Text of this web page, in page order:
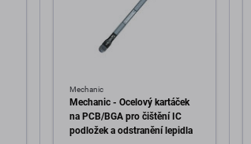
Mechanic
Mechanic - Ocelový kartáček
na PCB/BGA pro čištění IC
podložek a odstranění lepidla